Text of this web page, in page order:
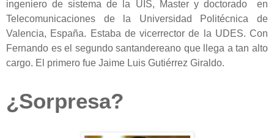
ingeniero de sistema de la UIS, Master y doctorado en
Telecomunicaciones de la Universidad Politécnica de
Valencia, España. Estaba de vicerrector de la UDES. Con
Fernando es el segundo santandereano que llega a tan alto
cargo. El primero fue Jaime Luis Gutiérrez Giraldo.
¿Sorpresa?